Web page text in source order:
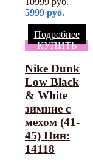
5999 руб.
Подробнее
КУПИТЬ
Nike Dunk
Low Black
& White
зимние с
мехом (41-
45) Пин:
14118